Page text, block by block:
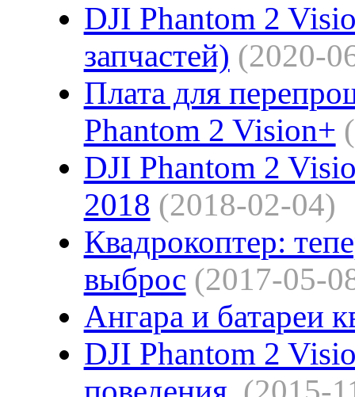
DJI Phantom 2
запчастей) (2020-
Плата для
Phantom 2 Vision+
DJI Phantom 2
2018 (2018-02-04)
Квадрокоптер:
выброс (2017-05-
Ангара и батареи
DJI Phantom 2